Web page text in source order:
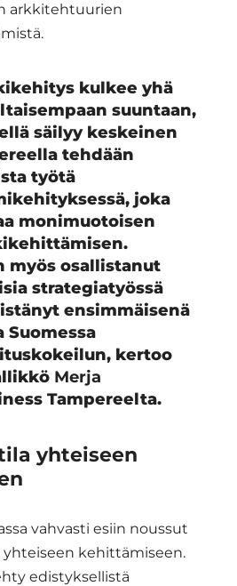
arkkitehtuurien
kulkee yhä
suuntaan,
säilyy keskeinen
tehdään
työtä
joka
monimuotoisen
myös osallistanut
strategiatyössä
ensimmäisenä
Suomessa
kertoo
Merja
Tampereelta.
yhteiseen
vahvasti esiin noussut
kehittämiseen.
edistyksellistä